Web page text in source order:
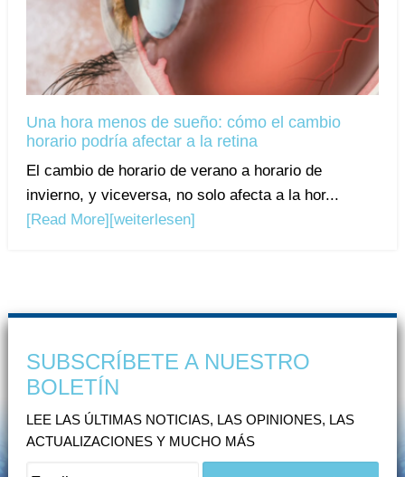
Una hora menos de sueño: cómo el cambio
horario podría afectar a la retina
El cambio de horario de verano a horario de
invierno, y viceversa, no solo afecta a la hor...
[Read More][weiterlesen]
SUBSCRÍBETE A NUESTRO
BOLETÍN
LEE LAS ÚLTIMAS NOTICIAS, LAS OPINIONES, LAS
ACTUALIZACIONES Y MUCHO MÁS